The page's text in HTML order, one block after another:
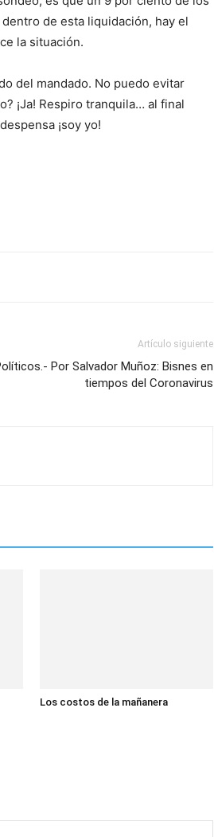
de esta liquidación, hay el
la situación.
del mandado. No puedo evitar
¡Ja! Respiro tranquila… al final
¡soy yo!
Artículo siguiente
Por Salvador Muñoz: Bisnes en
tiempos del Coronavirus
Los costos de la mañanera